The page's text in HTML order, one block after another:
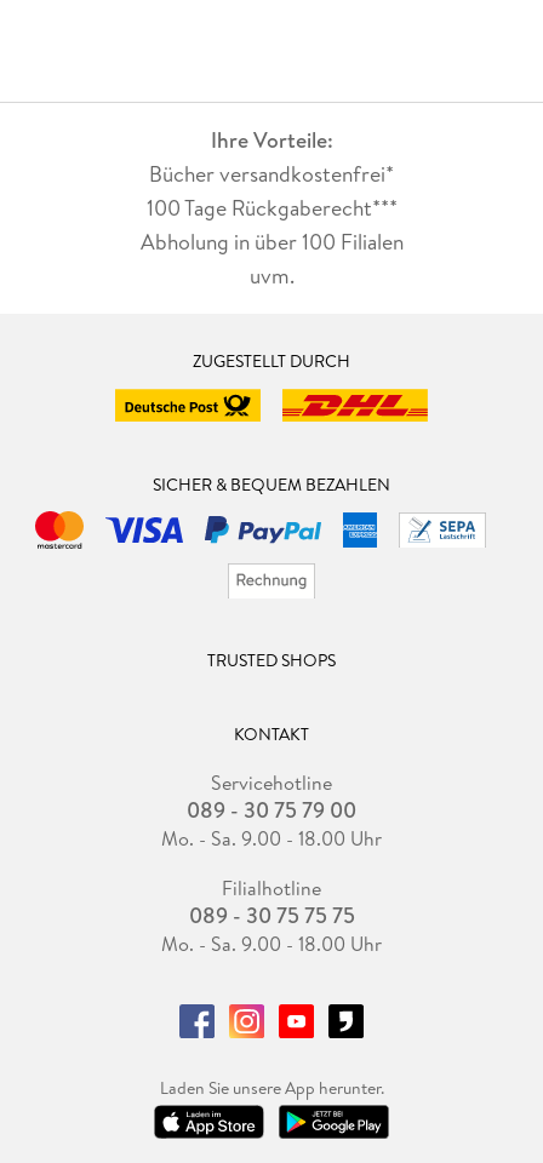
Ihre Vorteile:
Bücher versandkostenfrei*
100 Tage Rückgaberecht***
Abholung in über 100 Filialen
uvm.
ZUGESTELLT DURCH
SICHER & BEQUEM BEZAHLEN
TRUSTED SHOPS
KONTAKT
Servicehotline
089 - 30 75 79 00
Mo. - Sa. 9.00 - 18.00 Uhr
Filialhotline
089 - 30 75 75 75
Mo. - Sa. 9.00 - 18.00 Uhr
Laden Sie unsere App herunter.